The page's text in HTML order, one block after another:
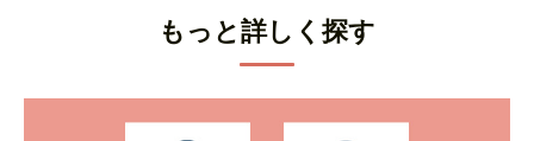
もっと詳しく探す